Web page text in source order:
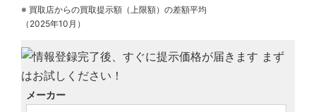
※ 買取店からの買取提示額（上限額）の差額平均
（2025年10月）
メーカー